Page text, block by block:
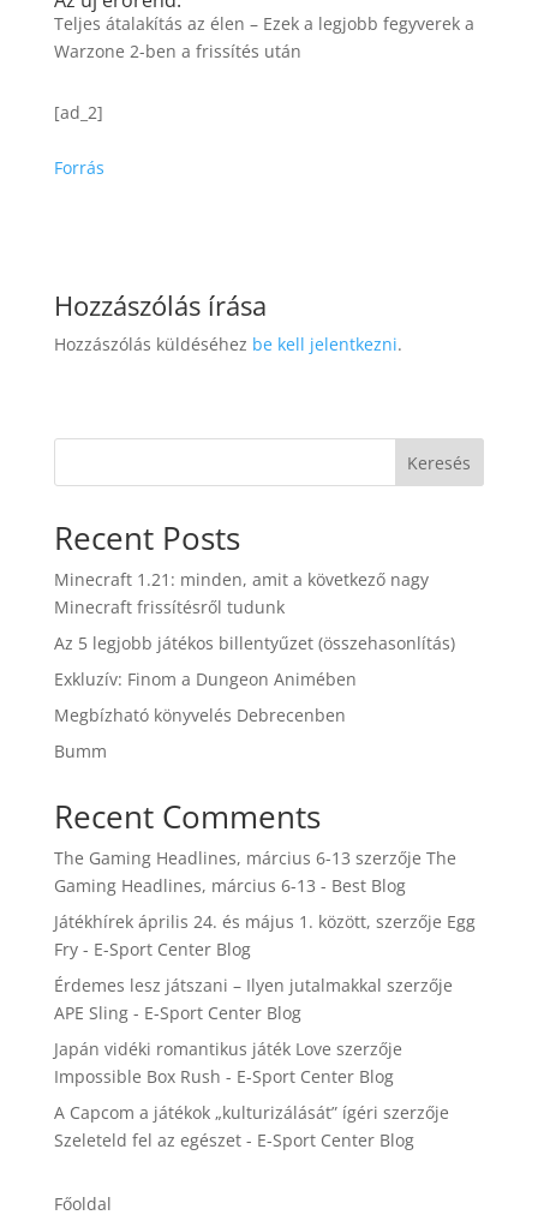
Teljes átalakítás az élen – Ezek a legjobb fegyverek a
Warzone 2-ben a frissítés után
[ad_2]
Forrás
Hozzászólás írása
Hozzászólás küldéséhez be kell jelentkezni.
Keresés
Recent Posts
Minecraft 1.21: minden, amit a következő nagy
Minecraft frissítésről tudunk
Az 5 legjobb játékos billentyűzet (összehasonlítás)
Exkluzív: Finom a Dungeon Animében
Megbízható könyvelés Debrecenben
Bumm
Recent Comments
The Gaming Headlines, március 6-13 szerzője The
Gaming Headlines, március 6-13 - Best Blog
Játékhírek április 24. és május 1. között, szerzője Egg
Fry - E-Sport Center Blog
Érdemes lesz játszani – Ilyen jutalmakkal szerzője
APE Sling - E-Sport Center Blog
Japán vidéki romantikus játék Love szerzője
Impossible Box Rush - E-Sport Center Blog
A Capcom a játékok „kulturizálását” ígéri szerzője
Szeleteld fel az egészet - E-Sport Center Blog
Főoldal